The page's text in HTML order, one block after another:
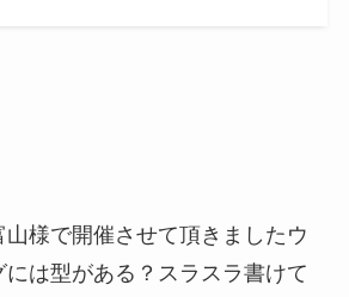
様で開催させて頂きましたウ
には型がある？スラスラ書けて